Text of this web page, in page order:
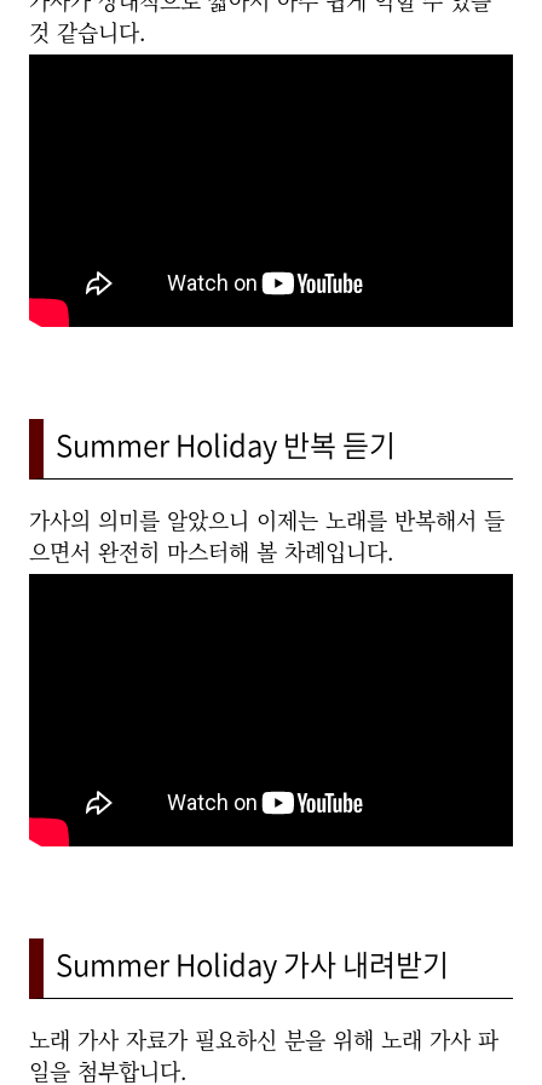
것 같습니다.
Summer Holiday 반복 듣기
가사의 의미를 알았으니 이제는 노래를 반복해서 들
으면서 완전히 마스터해 볼 차례입니다.
Summer Holiday 가사 내려받기
노래 가사 자료가 필요하신 분을 위해 노래 가사 파
일을 첨부합니다.